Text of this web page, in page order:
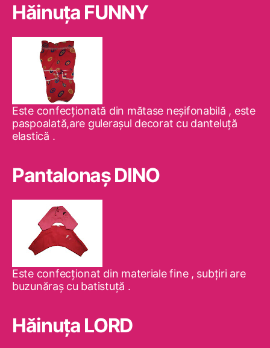
Hăinuţa FUNNY
Este confecţionată din mătase neşifonabilă , este
paspoalată,are guleraşul decorat cu danteluţă
elastică .
Pantalonaş DINO
Este confecţionat din materiale fine , subţiri are
buzunăraş cu batistuţă .
Hăinuţa LORD